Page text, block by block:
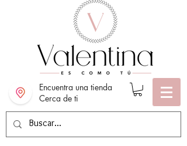
Encuentra una tienda
Cerca de ti